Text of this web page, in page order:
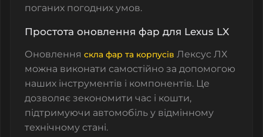
поганих погодних умов.
Простота оновлення фар для Lexus LX
Оновлення скла фар та корпусів Лексус ЛХ
можна виконати самостійно за допомогою
наших інструментів і компонентів. Це
дозволяє зекономити час і кошти,
підтримуючи автомобіль у відмінному
технічному стані.